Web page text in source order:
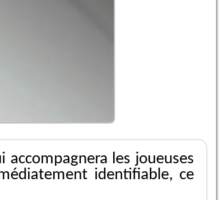
les joueuses
identifiable, ce